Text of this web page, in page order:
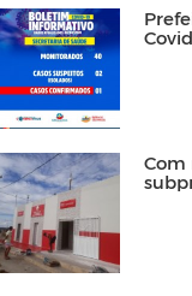
Com